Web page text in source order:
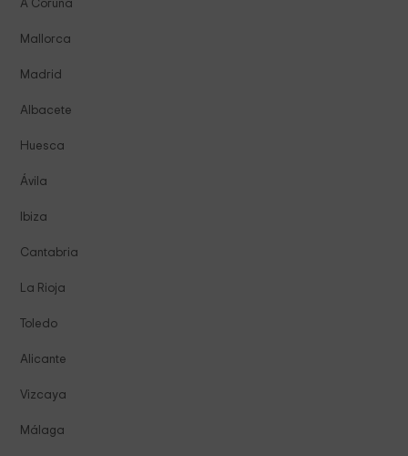
A Coruña
Mallorca
Madrid
Albacete
Huesca
Ávila
Ibiza
Cantabria
La Rioja
Toledo
Alicante
Vizcaya
Málaga